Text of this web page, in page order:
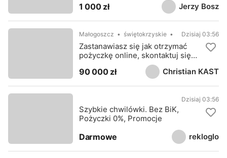
Jerzy Bosz
1 000 zł
Christian KAST
Małogoszcz świętokrzyskie Dzisiaj 03:56
Zastanawiasz się jak otrzymać
pożyczkę online, skontaktuj się
90 000 zł
rekloglo
Dzisiaj 03:56
Szybkie chwilówki. Bez BiK,
Pożyczki 0%, Promocje
Darmowe